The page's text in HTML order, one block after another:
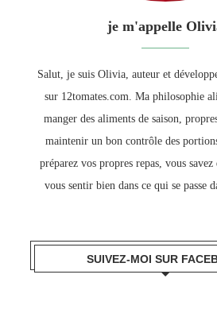
je m'appelle
Salut, je suis Olivia, auteur et
sur 12tomates.com. Ma philosophie
manger des aliments de saison,
maintenir un bon contrôle des
préparez vos propres repas, vous
vous sentir bien dans ce qui se passe
SUIVEZ-MOI SUR